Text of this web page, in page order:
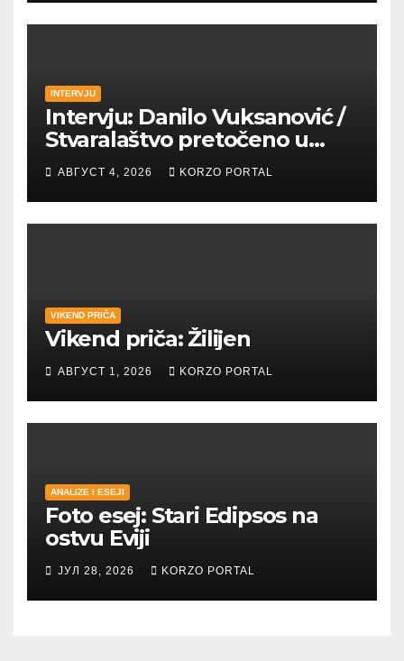
INTERVJU
Intervju: Danilo Vuksanović /
Stvaralaštvo pretočeno u
umetnost i reči
АВГУСТ 4, 2026 KORZO PORTAL
VIKEND PRIČA
Vikend priča: Žilijen
АВГУСТ 1, 2026 KORZO PORTAL
ANALIZE I ESEJI
Foto esej: Stari Edipsos na
ostvu Eviji
ЈУЛ 28, 2026 KORZO PORTAL